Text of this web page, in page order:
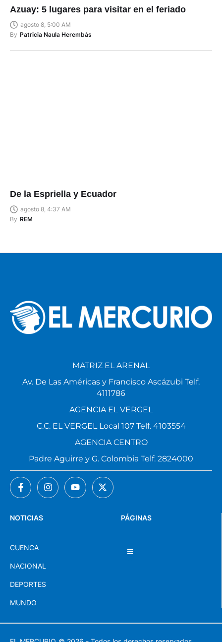
Azuay: 5 lugares para visitar en el feriado
agosto 8, 5:00 AM
By Patricia Naula Herembás
De la Espriella y Ecuador
agosto 8, 4:37 AM
By REM
PÁGINAS
NOTICIAS
CUENCA
NACIONAL
DEPORTES
MUNDO
MATRIZ EL ARENAL
Av. De Las Américas y Francisco Ascázubi Telf.
4111786
AGENCIA EL VERGEL
C.C. EL VERGEL Local 107 Telf. 4103554
AGENCIA CENTRO
Padre Aguirre y G. Colombia Telf. 2824000